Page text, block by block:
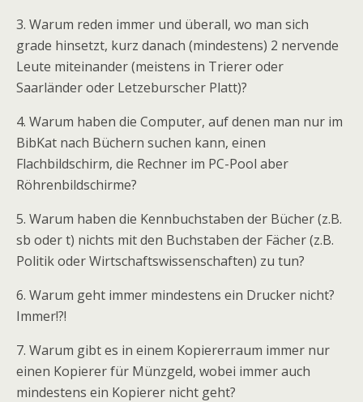
3. Warum reden immer und überall, wo man sich
grade hinsetzt, kurz danach (mindestens) 2 nervende
Leute miteinander (meistens in Trierer oder
Saarländer oder Letzeburscher Platt)?
4. Warum haben die Computer, auf denen man nur im
BibKat nach Büchern suchen kann, einen
Flachbildschirm, die Rechner im PC-Pool aber
Röhrenbildschirme?
5. Warum haben die Kennbuchstaben der Bücher (z.B.
sb oder t) nichts mit den Buchstaben der Fächer (z.B.
Politik oder Wirtschaftswissenschaften) zu tun?
6. Warum geht immer mindestens ein Drucker nicht?
Immer!?!
7. Warum gibt es in einem Kopiererraum immer nur
einen Kopierer für Münzgeld, wobei immer auch
mindestens ein Kopierer nicht geht?